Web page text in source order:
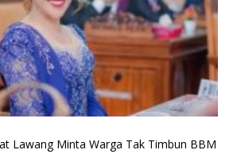
Lawang Minta Warga Tak Timbun BBM